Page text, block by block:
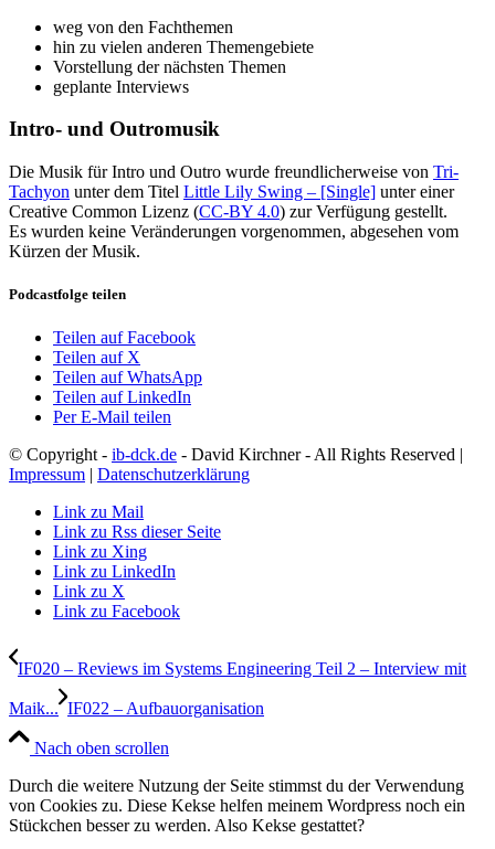
weg von den Fachthemen
hin zu vielen anderen Themengebiete
Vorstellung der nächsten Themen
geplante Interviews
Intro- und Outromusik
Die Musik für Intro und Outro wurde freundlicherweise von Tri-
Tachyon unter dem Titel Little Lily Swing – [Single] unter einer
Creative Common Lizenz (CC-BY 4.0) zur Verfügung gestellt.
Es wurden keine Veränderungen vorgenommen, abgesehen vom
Kürzen der Musik.
Podcastfolge teilen
Teilen auf Facebook
Teilen auf X
Teilen auf WhatsApp
Teilen auf LinkedIn
Per E-Mail teilen
© Copyright - ib-dck.de - David Kirchner - All Rights Reserved |
Impressum
Datenschutzerklärung
Link zu Mail
Link zu Rss dieser Seite
Link zu Xing
Link zu LinkedIn
Link zu X
Link zu Facebook
IF020 – Reviews im Systems Engineering Teil 2 – Interview mit
Maik... IF022 – Aufbauorganisation
Nach oben scrollen
Durch die weitere Nutzung der Seite stimmst du der Verwendung
von Cookies zu. Diese Kekse helfen meinem Wordpress noch ein
Stückchen besser zu werden. Also Kekse gestattet?